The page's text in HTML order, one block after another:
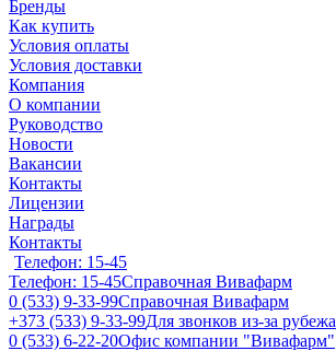
Бренды
Как купить
Условия оплаты
Условия доставки
Компания
О компании
Руководство
Новости
Вакансии
Контакты
Лицензии
Награды
Контакты
Телефон: 15-45
Телефон: 15-45Справочная Вивафарм
0 (533) 9-33-99Справочная Вивафарм
+373 (533) 9-33-99Для звонков из-за рубежа
0 (533) 6-22-20Офис компании "Вивафарм"